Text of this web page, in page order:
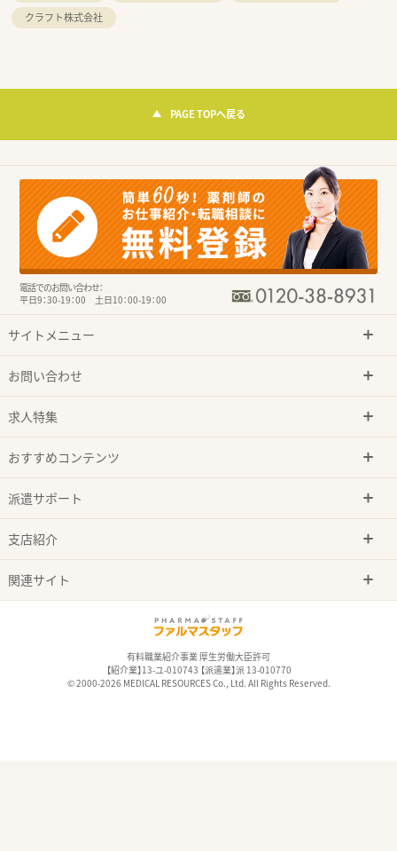
クラフト株式会社
PAGE TOPへ戻る
電話でのお問い合わせ：
平日9：30-19：00 土日10：00-19：00
サイトメニュー
お問い合わせ
求人特集
おすすめコンテンツ
派遣サポート
支店紹介
関連サイト
有料職業紹介事業 厚生労働大臣許可
【紹介業】13-ユ-010743 【派遣業】派 13-010770
© 2000-2026 MEDICAL RESOURCES Co., Ltd. All Rights Reserved.